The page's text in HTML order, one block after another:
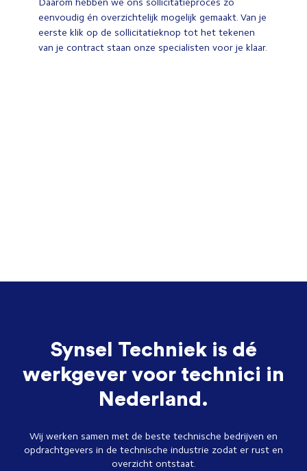
Daarom hebben we ons sollicitatieproces zo
eenvoudig én overzichtelijk mogelijk gemaakt. Van je
eerste klik op de sollicitatieknop tot het tekenen
van je contract staan onze specialisten voor je klaar.
Synsel Techniek is dé
werkgever voor technici in
Nederland.
Wij werken samen met de beste technische bedrijven en
opdrachtgevers in de technische industrie zodat er rust en
overzicht ontstaat.